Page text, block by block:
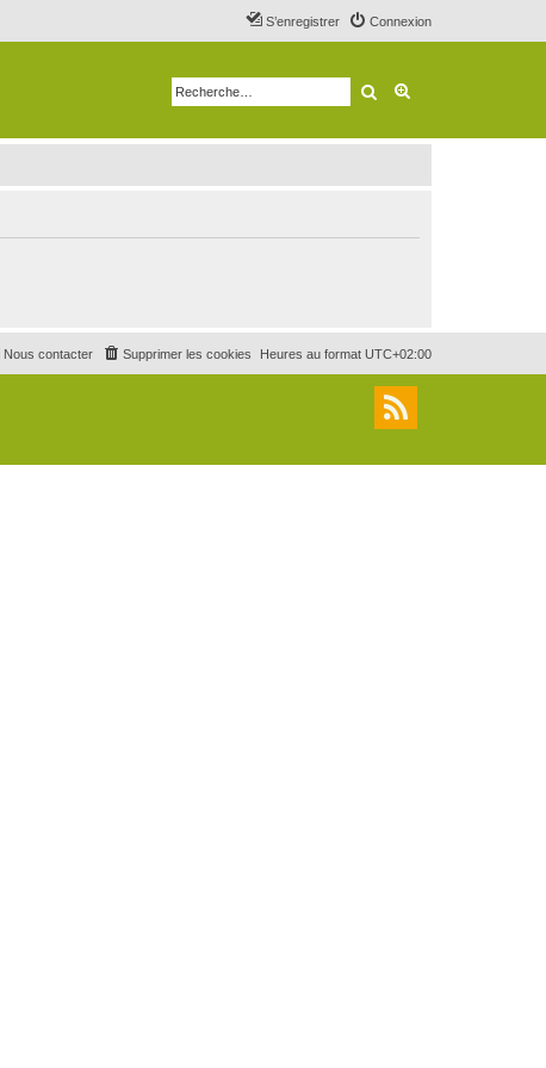
Connexion
S’enregistrer
Rechercher
Heures au format UTC+02:00
Supprimer les cookies
Nous contacter